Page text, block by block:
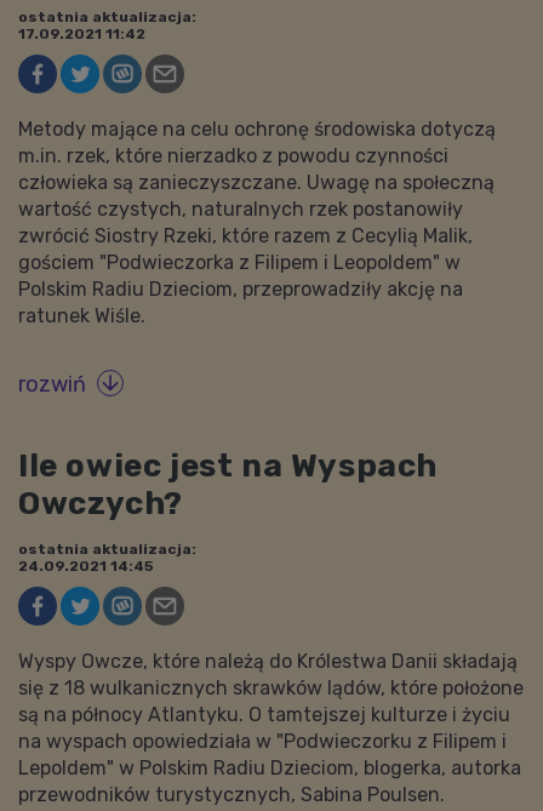
ostatnia aktualizacja:
17.09.2021 11:42
Metody mające na celu ochronę środowiska dotyczą
m.in. rzek, które nierzadko z powodu czynności
człowieka są zanieczyszczane. Uwagę na społeczną
wartość czystych, naturalnych rzek postanowiły
zwrócić Siostry Rzeki, które razem z Cecylią Malik,
gościem "Podwieczorka z Filipem i Leopoldem" w
Polskim Radiu Dzieciom, przeprowadziły akcję na
ratunek Wiśle.
rozwiń 
Ile owiec jest na Wyspach
Owczych?
ostatnia aktualizacja:
24.09.2021 14:45
Wyspy Owcze, które należą do Królestwa Danii składają
się z 18 wulkanicznych skrawków lądów, które położone
są na północy Atlantyku. O tamtejszej kulturze i życiu
na wyspach opowiedziała w "Podwieczorku z Filipem i
Lepoldem" w Polskim Radiu Dzieciom, blogerka, autorka
przewodników turystycznych, Sabina Poulsen.